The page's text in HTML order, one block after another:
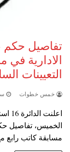
تفاصيل حكم
الادارية في
التعيينات
خمس خطوات
الخميس، تفاصيل
مسابقة كاتب رابع مع